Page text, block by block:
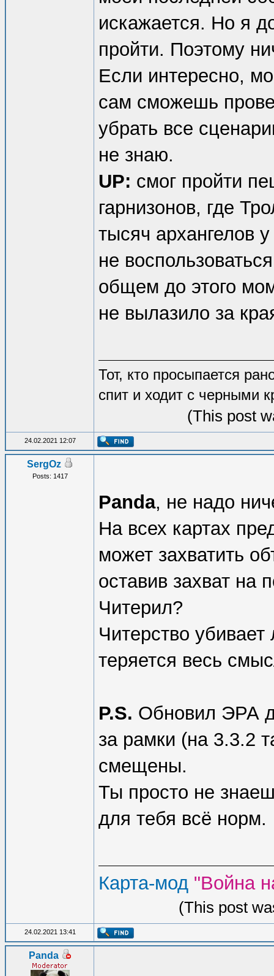
искажается. Но я
пройти. Поэтому
Если интересно,
сам сможешь
убрать все
не знаю.
UP: смог пройти
гарнизонов, где
тысяч архангелов
не
общем до этого
не вылазило за
Тот, кто просыпается
спит и ходит с черными
(This post
24.02.2021 12:07
SergOz
Posts: 1417
Panda, не надо
На всех картах
может захватить
оставив захват на
Читерил?
Читерство
теряется весь
P.S. Обновил ЭРА
за рамки (на 3.3.2
смещены.
Ты просто не
для тебя всё норм.
Карта-мод "Война
(This post
24.02.2021 13:41
Panda